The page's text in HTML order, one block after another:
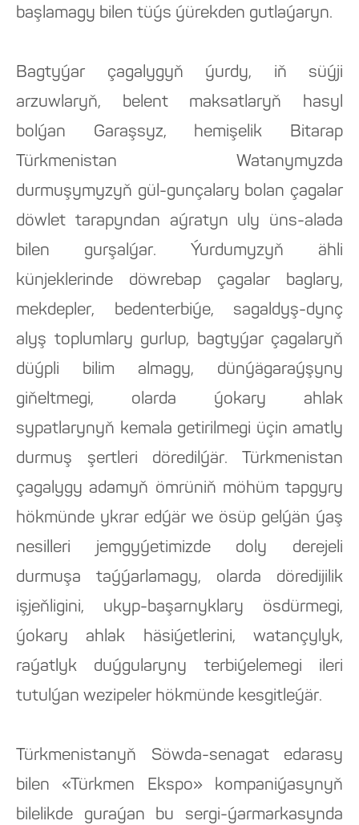
başlamagy bilen tüýs ýürekden gutlaýaryn.
Bagtyýar çagalygyň ýurdy, iň süýji
arzuwlaryň, belent maksatlaryň hasyl
bolýan Garaşsyz, hemişelik Bitarap
Türkmenistan Watanymyzda
durmuşymyzyň gül-gunçalary bolan çagalar
döwlet tarapyndan aýratyn uly üns-alada
bilen gurşalýar. Ýurdumyzyň ähli
künjeklerinde döwrebap çagalar baglary,
mekdepler, bedenterbiýe, sagaldyş-dynç
alyş toplumlary gurlup, bagtyýar çagalaryň
düýpli bilim almagy, dünýägaraýşyny
giňeltmegi, olarda ýokary ahlak
sypatlarynyň kemala getirilmegi üçin amatly
durmuş şertleri döredilýär. Türkmenistan
çagalygy adamyň ömrüniň möhüm tapgyry
hökmünde ykrar edýär we ösüp gelýän ýaş
nesilleri jemgyýetimizde doly derejeli
durmuşa taýýarlamagy, olarda döredijilik
işjeňligini, ukyp-başarnyklary ösdürmegi,
ýokary ahlak häsiýetlerini, watançylyk,
raýatlyk duýgularyny terbiýelemegi ileri
tutulýan wezipeler hökmünde kesgitleýär.
Türkmenistanyň Söwda-senagat edarasy
bilen «Türkmen Ekspo» kompaniýasynyň
bilelikde guraýan bu sergi-ýarmarkasynda